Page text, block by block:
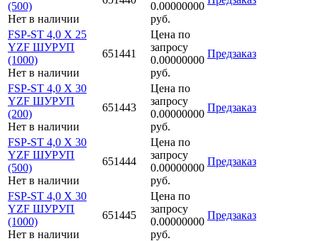
(500)
Нет в наличии
0.00000000
руб.
FSP-ST 4,0 X 25
YZF ШУРУП
(1000)
Нет в наличии
651441
Цена по
запросу
0.00000000
руб.
Предзаказ
FSP-ST 4,0 X 30
YZF ШУРУП
(200)
Нет в наличии
651443
Цена по
запросу
0.00000000
руб.
Предзаказ
FSP-ST 4,0 X 30
YZF ШУРУП
(500)
Нет в наличии
651444
Цена по
запросу
0.00000000
руб.
Предзаказ
FSP-ST 4,0 X 30
YZF ШУРУП
(1000)
Нет в наличии
651445
Цена по
запросу
0.00000000
руб.
Предзаказ